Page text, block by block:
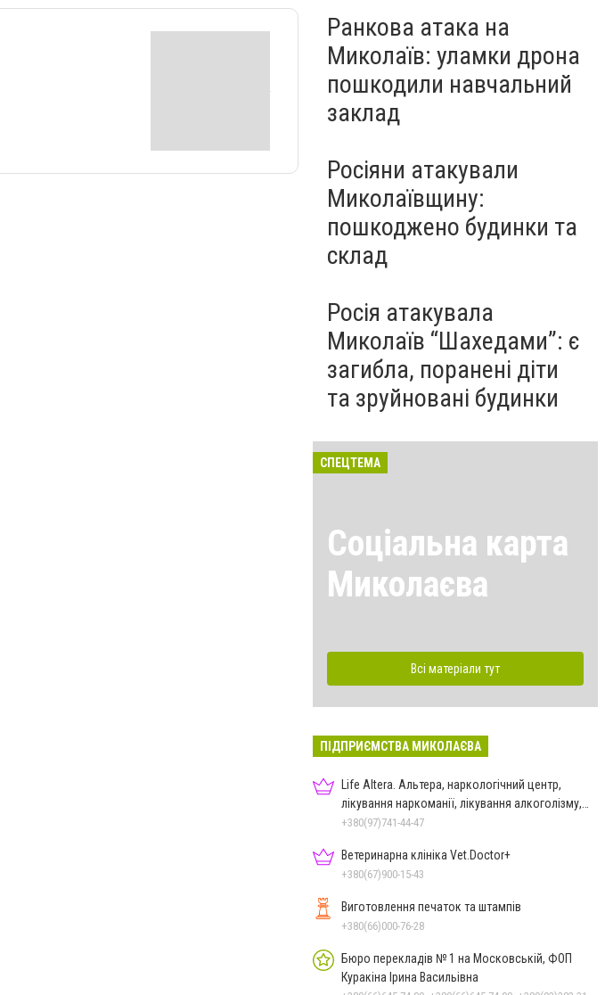
Ранкова атака на
Миколаїв: уламки дрона
пошкодили навчальний
заклад
Росіяни атакували
Миколаївщину:
пошкоджено будинки та
склад
Росія атакувала
Миколаїв “Шахедами”: є
загибла, поранені діти
та зруйновані будинки
СПЕЦТЕМА
Соціальна карта
Миколаєва
Всі матеріали тут
ПІДПРИЄМСТВА МИКОЛАЄВА
Life Altera. Альтера, наркологічний центр,
лікування наркоманії, лікування алкоголізму,
зняття ломки
+380(97)741-44-47
Ветеринарна клініка Vet.Doctor+
+380(67)900-15-43
Виготовлення печаток та штампів
+380(66)000-76-28
Бюро перекладів № 1 на Московській, ФОП
Куракіна Ірина Васильівна